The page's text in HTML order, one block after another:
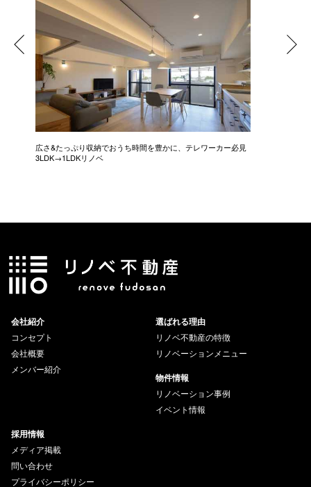
広さ&たっぷり収納でおうち時間を豊かに、テレワーカー必見
3LDK→1LDKリノベ
会社紹介
コンセプト
会社概要
メンバー紹介
選ばれる理由
リノベ不動産の特徴
リノベーションメニュー
物件情報
リノベーション事例
イベント情報
採用情報
メディア掲載
問い合わせ
プライバシーポリシー